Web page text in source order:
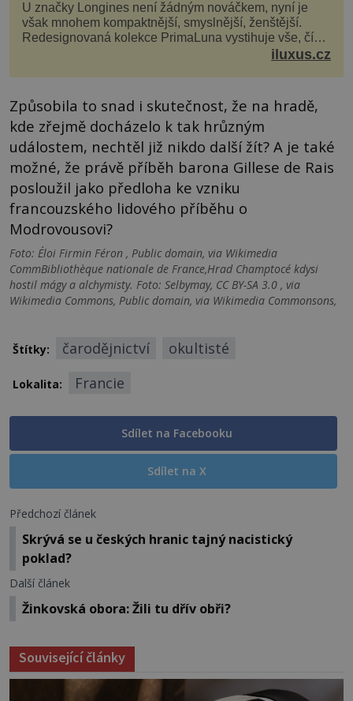
U značky Longines není žádným nováčkem, nyní je
však mnohem kompaktnější, smyslnější, ženštější.
Redesignovaná kolekce PrimaLuna vystihuje vše, čím
je značka Longines dnes a čím byla i před sto dvacet...
iluxus.cz
Způsobila to snad i skutečnost, že na hradě,
kde zřejmě docházelo k tak hrůzným
událostem, nechtěl již nikdo další žít? A je také
možné, že právě příběh barona Gillese de Rais
posloužil jako předloha ke vzniku
francouzského lidového příběhu o
Modrovousovi?
Foto: Éloi Firmin Féron , Public domain, via Wikimedia
CommBibliothèque nationale de France,Hrad Champtocé kdysi
hostil mágy a alchymisty. Foto: Selbymay, CC BY-SA 3.0 , via
Wikimedia Commons, Public domain, via Wikimedia Commonsons,
Štítky: čarodějnictví okultisté
Lokalita: Francie
Sdílet na Facebooku
Sdílet na X
Předchozí článek
Skrývá se u českých hranic tajný nacistický
poklad?
Další článek
Žinkovská obora: Žili tu dřív obři?
Související články